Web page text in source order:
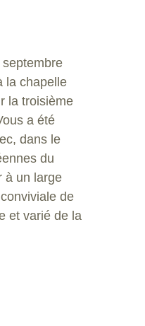
la chapelle
la troisième
a été
dans le
du
à un large
de
et varié de la